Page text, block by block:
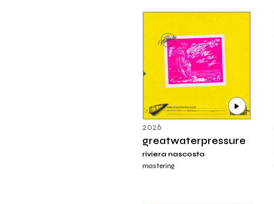
2026
greatwaterpressure
riviera nascosta
mastering